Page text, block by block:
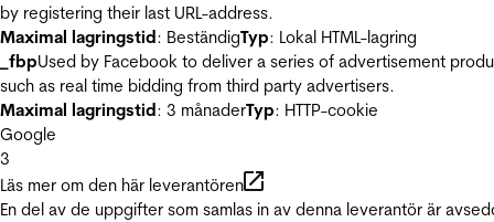
by registering their last URL-address.
Maximal lagringstid: BeständigTyp: Lokal HTML-lagring
_fbpUsed by Facebook to deliver a series of advertisement
such as real time bidding from third party advertisers.
Maximal lagringstid: 3 månaderTyp: HTTP-cookie
Google
3
Läs mer om den här leverantören
En del av de uppgifter som samlas in av denna leverantör är